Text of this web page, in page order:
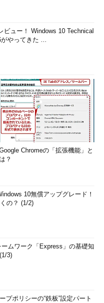
ビュー！ Windows 10 Technical
やってきた ...
Chromeの「拡張機能」と
は？
10無償アップグレード！
の？ (1/2)
ムワーク「Express」の基礎知
3)
プポリシーの“鉄板”設定パート